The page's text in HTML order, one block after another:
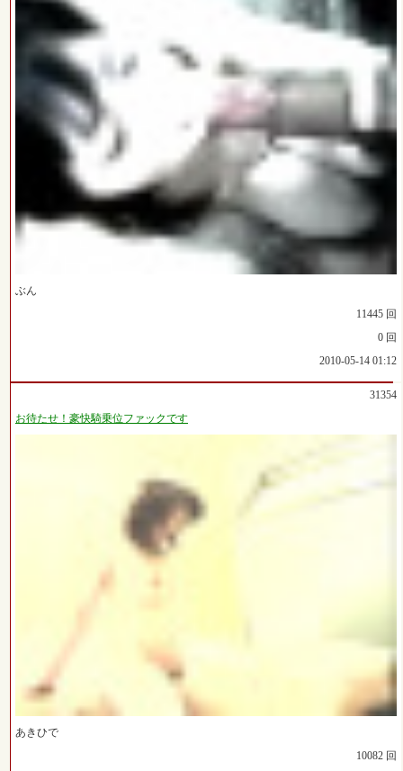
ぶん
11445 回
0 回
2010-05-14 01:12
31354
お待たせ！豪快騎乗位ファックです
あきひで
10082 回